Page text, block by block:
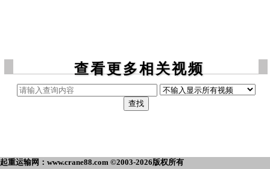
查看更多相关视频
起重运输网：www.crane88.com ©2003-2026版权所有